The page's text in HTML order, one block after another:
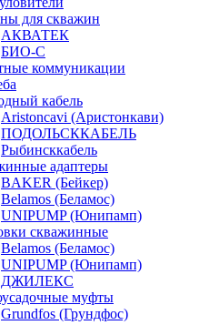
для скважин
АКВАТЕК
БИО-С
коммуникации
кабель
Aristoncavi (Аристонкави)
ПОДОЛЬСККАБЕЛЬ
Рыбинсккабель
адаптеры
BAKER (Бейкер)
Belamos (Беламос)
UNIPUMP (Юнипамп)
скважинные
Belamos (Беламос)
UNIPUMP (Юнипамп)
ДЖИЛЕКС
муфты
Grundfos (Грундфос)